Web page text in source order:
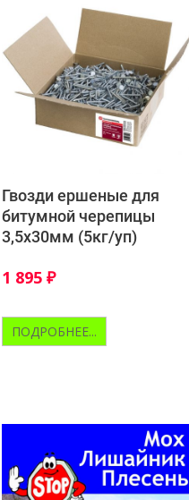
Гвозди ершеные для
битумной черепицы
3,5х30мм (5кг/уп)
1 895 ₽
ПОДРОБНЕЕ...